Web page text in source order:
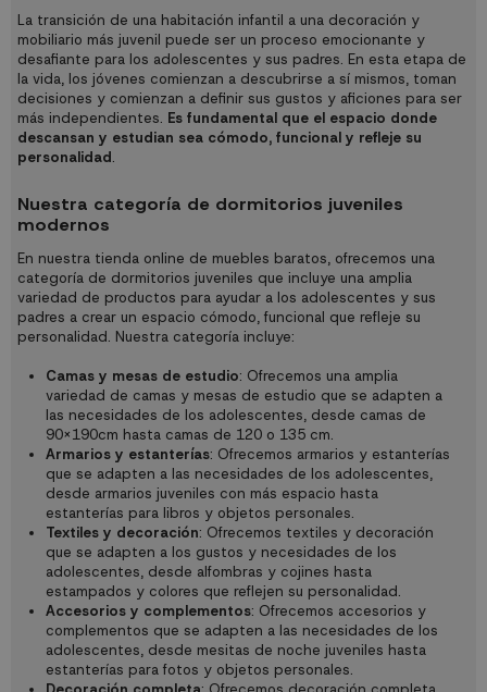
La transición de una habitación infantil a una decoración y
mobiliario más juvenil puede ser un proceso emocionante y
desafiante para los adolescentes y sus padres. En esta etapa de
la vida, los jóvenes comienzan a descubrirse a sí mismos, toman
decisiones y comienzan a definir sus gustos y aficiones para ser
más independientes. Es fundamental que el espacio donde
descansan y estudian sea cómodo, funcional y refleje su
personalidad.
Nuestra categoría de dormitorios juveniles
modernos
En nuestra tienda online de muebles baratos, ofrecemos una
categoría de dormitorios juveniles que incluye una amplia
variedad de productos para ayudar a los adolescentes y sus
padres a crear un espacio cómodo, funcional que refleje su
personalidad. Nuestra categoría incluye:
Camas y mesas de estudio: Ofrecemos una amplia
variedad de camas y mesas de estudio que se adapten a
las necesidades de los adolescentes, desde camas de
90x190cm hasta camas de 120 o 135 cm.
Armarios y estanterías: Ofrecemos armarios y estanterías
que se adapten a las necesidades de los adolescentes,
desde armarios juveniles con más espacio hasta
estanterías para libros y objetos personales.
Textiles y decoración: Ofrecemos textiles y decoración
que se adapten a los gustos y necesidades de los
adolescentes, desde alfombras y cojines hasta
estampados y colores que reflejen su personalidad.
Accesorios y complementos: Ofrecemos accesorios y
complementos que se adapten a las necesidades de los
adolescentes, desde mesitas de noche juveniles hasta
estanterías para fotos y objetos personales.